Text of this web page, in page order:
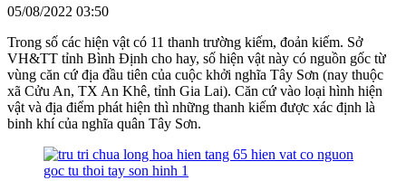
05/08/2022 03:50
Trong số các hiện vật có 11 thanh trường kiếm, đoản kiếm. Sở
VH&TT tỉnh Bình Định cho hay, số hiện vật này có nguồn gốc từ
vùng căn cứ địa đầu tiên của cuộc khởi nghĩa Tây Sơn (nay thuộc
xã Cửu An, TX An Khê, tỉnh Gia Lai). Căn cứ vào loại hình hiện
vật và địa điểm phát hiện thì những thanh kiếm được xác định là
binh khí của nghĩa quân Tây Sơn.